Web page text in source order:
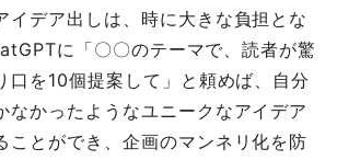
イデア出しは、時に大きな負担とな
に「〇〇のテーマで、読者が驚
口を10個提案して」と頼めば、自分
なかったようなユニークなアイデア
ことができ、企画のマンネリ化を防